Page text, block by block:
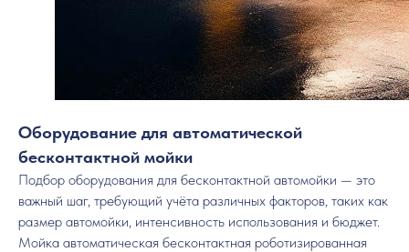
Оборудование для автоматической
бесконтактной мойки
Подбор оборудования для бесконтактной автомойки — это
важный шаг, требующий учёта различных факторов, таких как
размер автомойки, интенсивность использования и бюджет.
Мойка автоматическая бесконтактная роботизированная